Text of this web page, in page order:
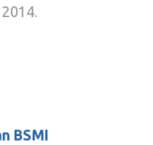
BSMI